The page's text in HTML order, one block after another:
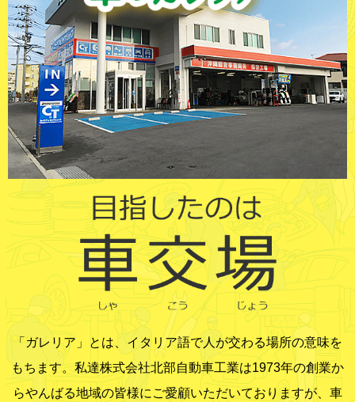
「ガレリア」とは、イタリア語で人が交わる場所の意味を
もちます。私達株式会社北部自動車工業は1973年の創業か
らやんばる地域の皆様にご愛顧いただいておりますが、車